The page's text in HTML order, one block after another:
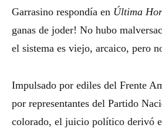
Garrasino respondía en Última
ganas de joder! No hubo
el sistema es viejo, arcaico, pero
Impulsado por ediles del Frente
por representantes del Partido
colorado, el juicio político derivó